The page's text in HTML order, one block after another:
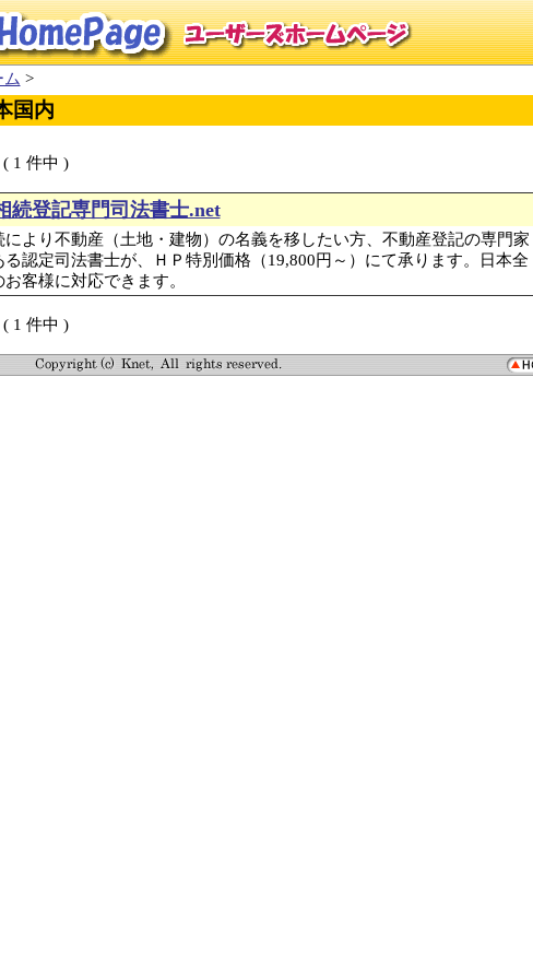
ム >
国内
1 件中 )
続登記専門司法書士.net
により不動産（土地・建物）の名義を移したい方、不動産登記の専門家
る認定司法書士が、ＨＰ特別価格（19,800円～）にて承ります。日本全
お客様に対応できます。
1 件中 )